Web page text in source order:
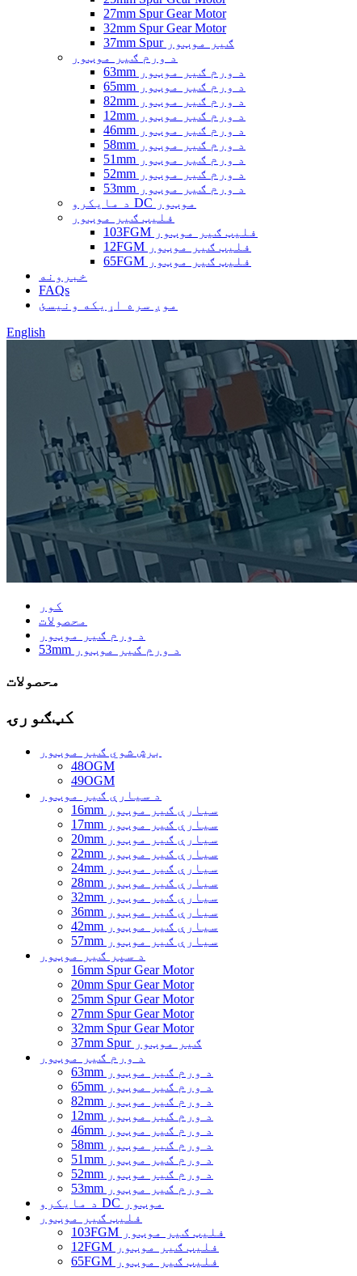
27mm Spur Gear Motor
32mm Spur Gear Motor
37mm Spur ګیر موټور
د ورم ګیر موټور
63mm د ورم ګیر موټور
65mm د ورم ګیر موټور
82mm د ورم ګیر موټور
12mm د ورم ګیر موټور
46mm د ورم ګیر موټور
58mm د ورم ګیر موټور
51mm د ورم ګیر موټور
52mm د ورم ګیر موټور
53mm د ورم ګیر موټور
د مایکرو DC موټور
فلیټ ګیر موټور
103FGM فلیټ ګیر موټور
12FGM فلیټ ګیر موټور
65FGM فلیټ ګیر موټور
خبرونه
FAQs
موږ سره اړیکه ونیسئ
English
کور
محصولات
د ورم ګیر موټور
53mm د ورم ګیر موټور
محصولات
کټګورۍ
برش شوي ګیر موټور
48OGM
49OGM
د سیارې ګیر موټور
16mm سیارې ګیر موټور
17mm سیارې ګیر موټور
20mm سیارې ګیر موټور
22mm سیارې ګیر موټور
24mm سیارې ګیر موټور
28mm سیارې ګیر موټور
32mm سیارې ګیر موټور
36mm سیارې ګیر موټور
42mm سیارې ګیر موټور
57mm سیارې ګیر موټور
د سپر ګیر موټور
16mm Spur Gear Motor
20mm Spur Gear Motor
25mm Spur Gear Motor
27mm Spur Gear Motor
32mm Spur Gear Motor
37mm Spur ګیر موټور
د ورم ګیر موټور
63mm د ورم ګیر موټور
65mm د ورم ګیر موټور
82mm د ورم ګیر موټور
12mm د ورم ګیر موټور
46mm د ورم ګیر موټور
58mm د ورم ګیر موټور
51mm د ورم ګیر موټور
52mm د ورم ګیر موټور
53mm د ورم ګیر موټور
د مایکرو DC موټور
فلیټ ګیر موټور
103FGM فلیټ ګیر موټور
12FGM فلیټ ګیر موټور
65FGM فلیټ ګیر موټور